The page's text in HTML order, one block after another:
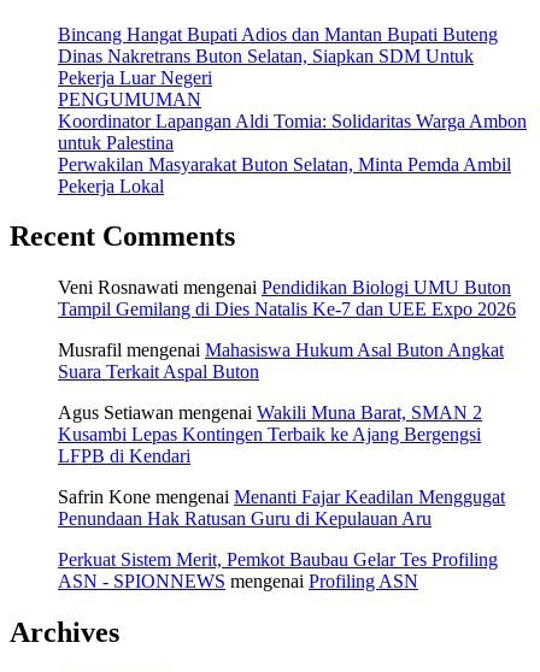
Bincang Hangat Bupati Adios dan Mantan Bupati Buteng
Dinas Nakretrans Buton Selatan, Siapkan SDM Untuk
Pekerja Luar Negeri
PENGUMUMAN
Koordinator Lapangan Aldi Tomia: Solidaritas Warga Ambon
untuk Palestina
Perwakilan Masyarakat Buton Selatan, Minta Pemda Ambil
Pekerja Lokal
Recent Comments
Veni Rosnawati mengenai Pendidikan Biologi UMU Buton
Tampil Gemilang di Dies Natalis Ke-7 dan UEE Expo 2026
Musrafil mengenai Mahasiswa Hukum Asal Buton Angkat
Suara Terkait Aspal Buton
Agus Setiawan mengenai Wakili Muna Barat, SMAN 2
Kusambi Lepas Kontingen Terbaik ke Ajang Bergengsi
LFPB di Kendari
Safrin Kone mengenai Menanti Fajar Keadilan Menggugat
Penundaan Hak Ratusan Guru di Kepulauan Aru
Perkuat Sistem Merit, Pemkot Baubau Gelar Tes Profiling
ASN - SPIONNEWS mengenai Profiling ASN
Archives